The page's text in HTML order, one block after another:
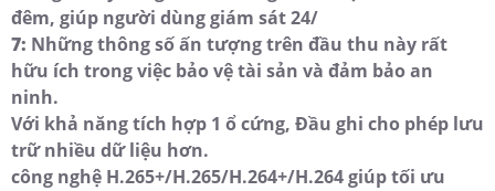
đêm, giúp người dùng giám sát 24/
7: Những thông số ấn tượng trên đầu thu này rất
hữu ích trong việc bảo vệ tài sản và đảm bảo an
ninh.
Với khả năng tích hợp 1 ổ cứng, Đầu ghi cho phép lưu
trữ nhiều dữ liệu hơn.
công nghệ H.265+/H.265/H.264+/H.264 giúp tối ưu